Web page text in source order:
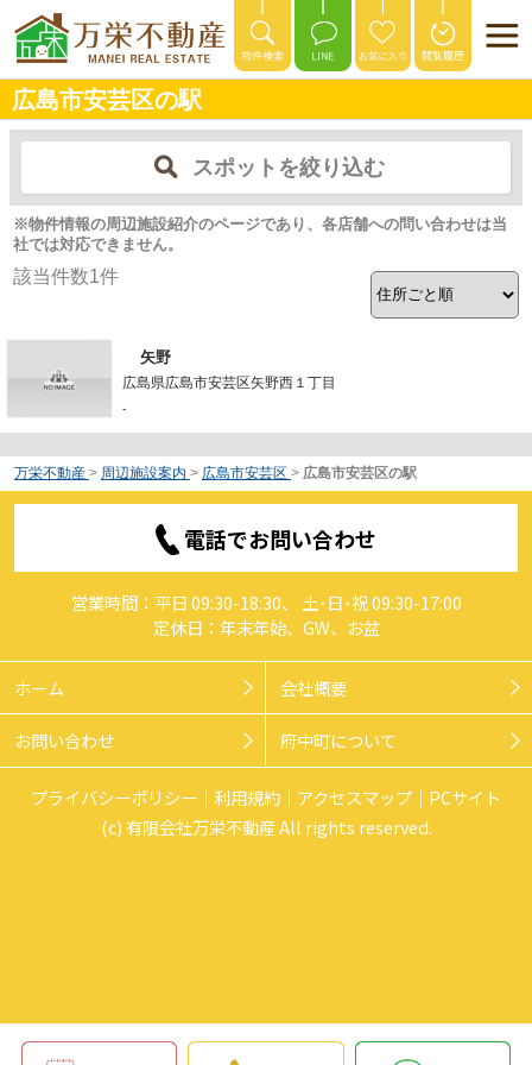
広島市安芸区の駅
スポットを絞り込む
※物件情報の周辺施設紹介のページであり、各店舗への問い合わせは当
社では対応できません。
該当件数1件
矢野
広島県広島市安芸区矢野西１丁目
-
万栄不動産 > 周辺施設案内 > 広島市安芸区 > 広島市安芸区の駅
電話でお問い合わせ
営業時間：平日 09:30-18:30、 土･日･祝 09:30-17:00
定休日：年末年始、GW、お盆
ホーム 会社概要
お問い合わせ 府中町について
プライバシーポリシー 利用規約 アクセスマップ
PCサイト
(c) 有限会社万栄不動産 All rights reserved.